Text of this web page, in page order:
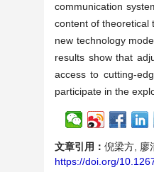
communication
content of theoretical
new technology
results show that
access to cutting-
participate in the
文章引用： 倪梁方, 廖
https://doi.org/